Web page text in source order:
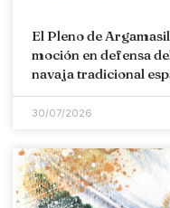
El Pleno de
moción en defensa
navaja tradicional
30/07/2026